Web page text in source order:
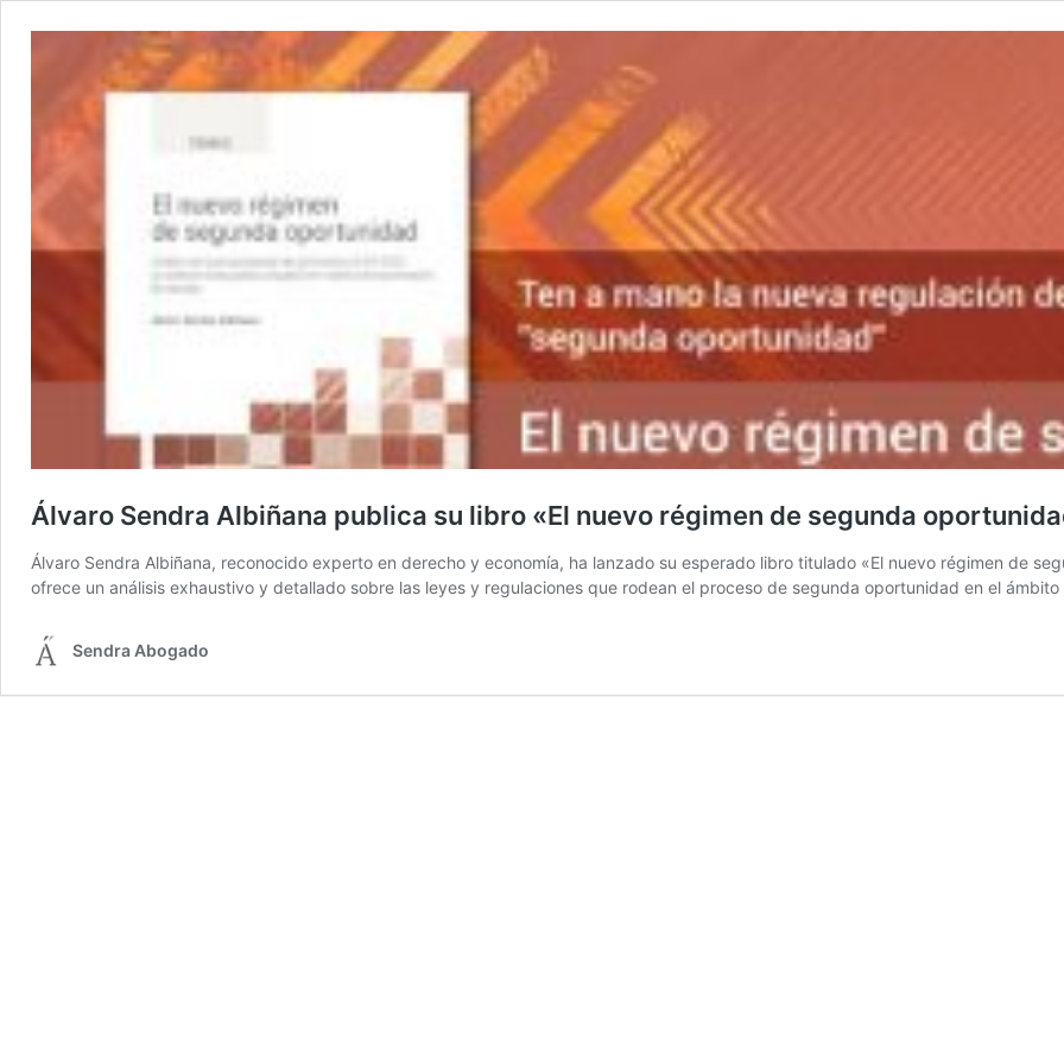
Álvaro Sendra Albiñana publica su libro «El nuevo régimen de segunda
Álvaro Sendra Albiñana, reconocido experto en derecho y economía, ha lanzado su esperado libro titulado «El nuevo régimen de
ofrece un análisis exhaustivo y detallado sobre las leyes y regulaciones que rodean el proceso de segunda oportunidad en el
Sendra Abogado